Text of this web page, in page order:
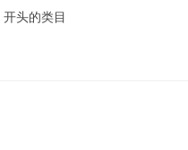
开头的类目